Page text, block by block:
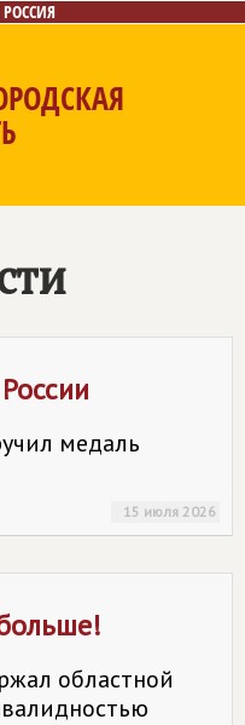
медаль
15 июля 2026
областной